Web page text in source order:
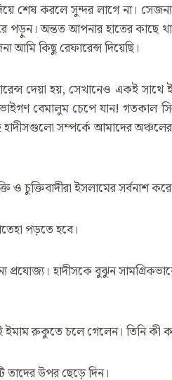
শেষ করলে সুন্দর লাগে না। সেজন্য
পড়ুন। অন্তত আপনার হাতের কাছে
আমি কিছু রেফারেন্স দিয়েছি।
দেয়া হয়, সেখানেও একই সাথে
বেমালুম চেপে যান! গতকাল
হাদীসগুলো সম্পর্কে আমাদের
চুক্তিবাদীরা ইসলামের সর্বনাশ করে
পড়তে হবে।
হাদীসকে বুঝুন
ইমাম রুকুতে চলে গেলেন। তিনি কী
তাদের উপর ছেড়ে দিন।